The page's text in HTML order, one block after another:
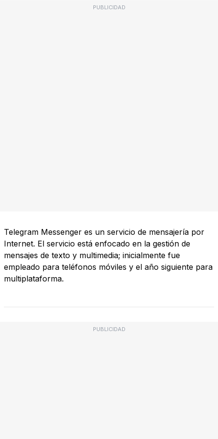
PUBLICIDAD
Telegram Messenger es un servicio de mensajería por
Internet. El servicio está enfocado en la gestión de
mensajes de texto y multimedia; inicialmente fue
empleado para teléfonos móviles y el año siguiente para
multiplataforma.
PUBLICIDAD